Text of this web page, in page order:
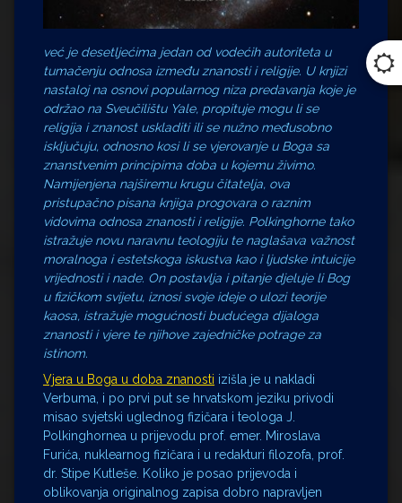
već je desetljećima jedan od vodećih autoriteta u
tumačenju odnosa između znanosti i religije. U knjizi
nastaloj na osnovi popularnog niza predavanja koje je
održao na Sveučilištu Yale, propituje mogu li se
religija i znanost uskladiti ili se nužno međusobno
isključuju, odnosno kosi li se vjerovanje u Boga sa
znanstvenim principima doba u kojemu živimo.
Namijenjena najširemu krugu čitatelja, ova
pristupačno pisana knjiga progovara o raznim
vidovima odnosa znanosti i religije. Polkinghorne tako
istražuje novu naravnu teologiju te naglašava važnost
moralnoga i estetskoga iskustva kao i ljudske intuicije
vrijednosti i nade. On postavlja i pitanje djeluje li Bog
u fizičkom svijetu, iznosi svoje ideje o ulozi teorije
kaosa, istražuje mogućnosti budućega dijaloga
znanosti i vjere te njihove zajedničke potrage za
istinom.
Vjera u Boga u doba znanosti izišla je u nakladi
Verbuma, i po prvi put se hrvatskom jeziku privodi
misao svjetski uglednog fizičara i teologa J.
Polkinghornea u prijevodu prof. emer. Miroslava
Furića, nuklearnog fizičara i u redakturi filozofa, prof.
dr. Stipe Kutleše. Koliko je posao prijevoda i
oblikovanja originalnog zapisa dobro napravljen